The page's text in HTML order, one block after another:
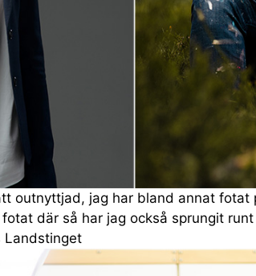
outnyttjad, jag har bland annat fotat
där så har jag också sprungit
Landstinget